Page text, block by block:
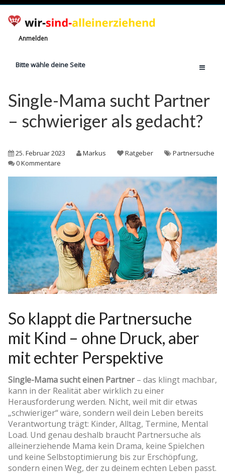
Anmelden
Bitte wähle deine Seite
Jetzt registrieren!
Ratgeber
Finanzielle Hilfe
Witze
Rechte
Single-Mama sucht Partner
– schwieriger als gedacht?
25. Februar 2023 Markus Ratgeber
Partnersuche
0 Kommentare
So klappt die Partnersuche
mit Kind – ohne Druck, aber
mit echter Perspektive
Single-Mama sucht einen Partner– das klingt machbar,
kann in der Realität aber wirklich zu einer
Herausforderung werden. Nicht, weil mit dir etwas
„schwieriger“ wäre, sondern weil dein Leben bereits
Verantwortung trägt: Kinder, Alltag, Termine, Mental
Load. Und genau deshalb braucht Partnersuche als
alleinerziehende Mama kein Drama, keine Spielchen
und keine Selbstoptimierung bis zur Erschöpfung,
sondern einen Weg, der zu deinem echten Leben passt.